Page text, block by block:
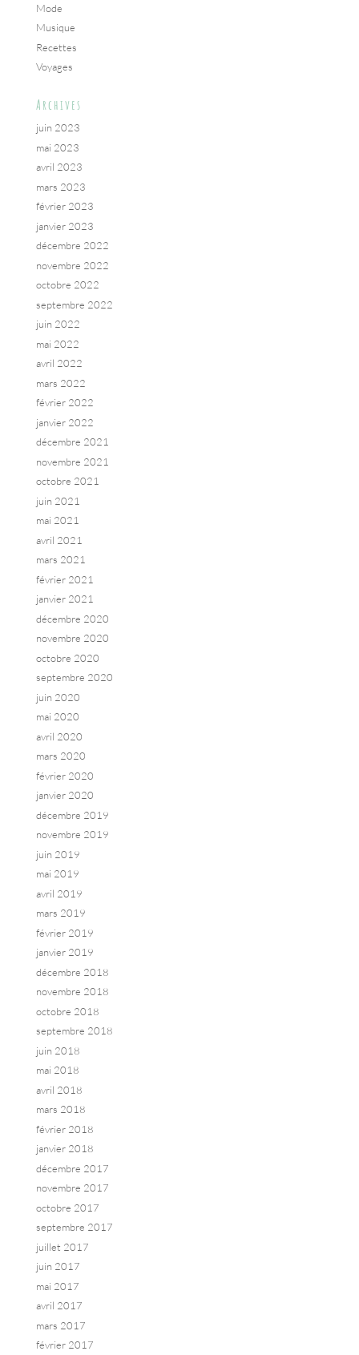
Mode
Musique
Recettes
Voyages
Archives
juin 2023
mai 2023
avril 2023
mars 2023
février 2023
janvier 2023
décembre 2022
novembre 2022
octobre 2022
septembre 2022
juin 2022
mai 2022
avril 2022
mars 2022
février 2022
janvier 2022
décembre 2021
novembre 2021
octobre 2021
juin 2021
mai 2021
avril 2021
mars 2021
février 2021
janvier 2021
décembre 2020
novembre 2020
octobre 2020
septembre 2020
juin 2020
mai 2020
avril 2020
mars 2020
février 2020
janvier 2020
décembre 2019
novembre 2019
juin 2019
mai 2019
avril 2019
mars 2019
février 2019
janvier 2019
décembre 2018
novembre 2018
octobre 2018
septembre 2018
juin 2018
mai 2018
avril 2018
mars 2018
février 2018
janvier 2018
décembre 2017
novembre 2017
octobre 2017
septembre 2017
juillet 2017
juin 2017
mai 2017
avril 2017
mars 2017
février 2017